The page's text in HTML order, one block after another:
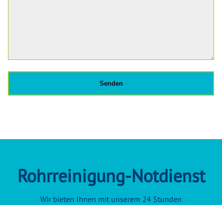
Rohrreinigung-Notdienst
Wir bieten Ihnen mit unserem 24 Stunden